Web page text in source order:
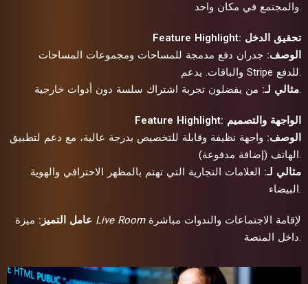
والمجتمع في مكان واحد.
Feature Highlight: تحقيق الدخل
الوصف: جدران دفع مدمجة للمساحات ومجموعات المساحات
والباقات. يدعم Stripe للدفع.
مثالي لـ:من يفضلون تجربة اشتراك سلسة دون أدوات خارجية.
Feature Highlight: الواجهة والتصميم
الوصف: واجهة نظيفة وقابلة للتخصيص بدرجة عالية، مع دعم لتطبيق
الهاتف (إضافة مدفوعة).
مثالي لـ: العلامات التجارية التي تهتم بالمظهر الاحترافي والهوية
البيضاء.
عامل التميز: Live Roomلإقامة الاجتماعات والندوات مباشرة
داخل المنصة.